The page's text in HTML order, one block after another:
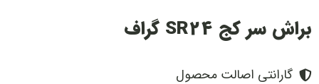
براش سر کج SR24 گراف
گارانتی اصالت محصول